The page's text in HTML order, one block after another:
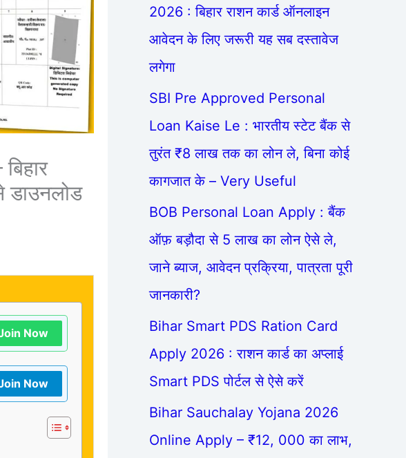
डाउनलोड
Now
Now
2026 : बिहार राशन कार्ड ऑनलाइन
आवेदन के लिए जरूरी यह सब दस्तावेज
लगेगा
SBI Pre Approved Personal
Loan Kaise Le : भारतीय स्टेट बैंक से
तुरंत ₹8 लाख तक का लोन ले, बिना कोई
कागजात के – Very Useful
BOB Personal Loan Apply : बैंक
ऑफ़ बड़ौदा से 5 लाख का लोन ऐसे ले,
जाने ब्याज, आवेदन प्रक्रिया, पात्रता पूरी
जानकारी?
Bihar Smart PDS Ration Card
Apply 2026 : राशन कार्ड का अप्लाई
Smart PDS पोर्टल से ऐसे करें
Bihar Sauchalay Yojana 2026
Online Apply – ₹12, 000 का लाभ,